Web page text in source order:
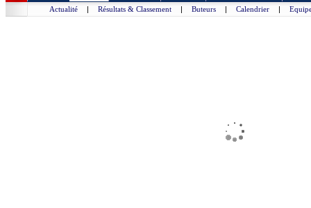
Actualité | Résultats & Classement | Buteurs | Calendrier |